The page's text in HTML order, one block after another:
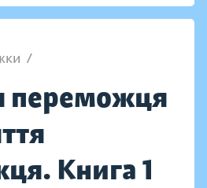
/
переможця
Книга 1